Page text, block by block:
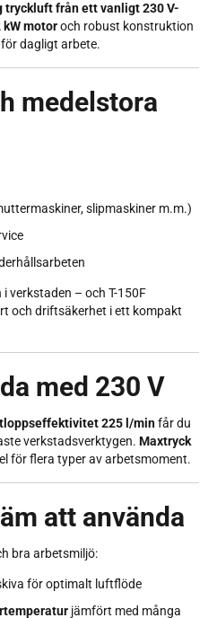
tryckluft från ett vanligt 230 V-
kW motoroch robust konstruktion
dagligt arbete.
medelstora
slipmaskiner m.m.)
verkstaden – och T-150F
och driftsäkerhet i ett kompakt
med 230 V
225 l/minfår du
verkstadsverktygen. Maxtryck
för flera typer av arbetsmoment.
att använda
bra arbetsmiljö:
för optimalt luftflöde
jämfört med många